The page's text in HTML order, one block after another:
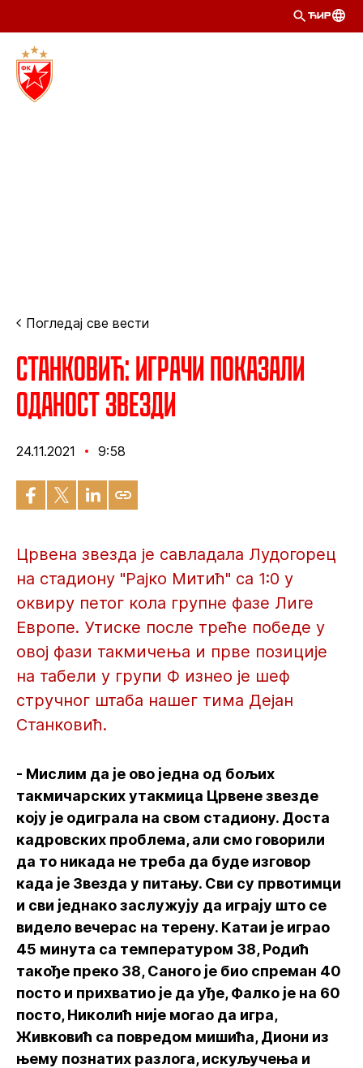
ЋИР
Погледај све вести
Станковић: Играчи показали
оданост Звезди
24.11.2021 9:58
Црвена звезда је савладала Лудогорец
на стадиону "Рајко Митић" са 1:0 у
оквиру петог кола групне фазе Лиге
Европе. Утиске после треће победе у
овој фази такмичења и прве позиције
на табели у групи Ф изнео је шеф
стручног штаба нашег тима Дејан
Станковић.
- Мислим да је ово једна од бољих
такмичарских утакмица Црвене звезде
коју је одиграла на свом стадиону. Доста
кадровских проблема, али смо говорили
да то никада не треба да буде изговор
када је Звезда у питању. Сви су првотимци
и сви једнако заслужују да играју што се
видело вечерас на терену. Катаи је играо
45 минута са температуром 38, Родић
такође преко 38, Саного је био спреман 40
посто и прихватио је да уђе, Фалко је на 60
посто, Николић није могао да игра,
Живковић са повредом мишића, Диони из
њему познатих разлога, искуључења и